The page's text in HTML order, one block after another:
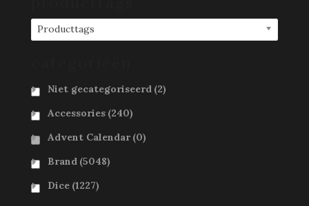
Producttags
Niet gecategoriseerd (2)
Accessories (240)
Advent Calendar (0)
Brand (5048)
Dice (1227)